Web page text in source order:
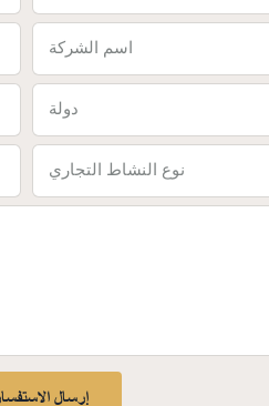
اسم الشركة
دولة
نوع النشاط التجاري
إرسال